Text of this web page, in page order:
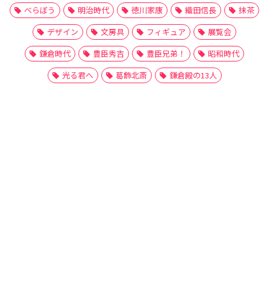
べらぼう
明治時代 徳川家康 織田信長
抹茶
デザイン
文房具 フィギュア
展覧会
鎌倉時代
豊臣秀吉 豊臣兄弟！
昭和時代
光る君へ
葛飾北斎 鎌倉殿の13人